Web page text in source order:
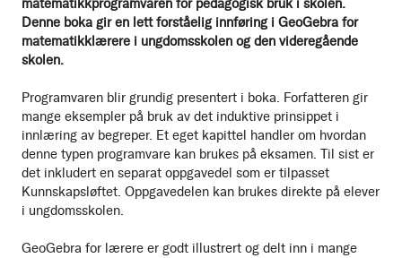
matematikkprogramvaren for pedagogisk bruk i skolen.
Denne boka gir en lett forståelig innføring i GeoGebra for
matematikklærere i ungdomsskolen og den videregående
skolen.
Programvaren blir grundig presentert i boka. Forfatteren gir
mange eksempler på bruk av det induktive prinsippet i
innlæring av begreper. Et eget kapittel handler om hvordan
denne typen programvare kan brukes på eksamen. Til sist er
det inkludert en separat oppgavedel som er tilpasset
Kunnskapsløftet. Oppgavedelen kan brukes direkte på elever
i ungdomsskolen.
GeoGebra for lærere er godt illustrert og delt inn i mange